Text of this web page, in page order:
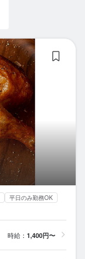
平日のみ勤務OK
時給： 1,400円〜